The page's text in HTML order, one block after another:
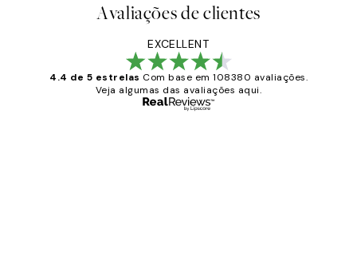
Avaliações de clientes
EXCELLENT
4.4 de 5 estrelas Com base em 108380 avaliações.
Veja algumas das avaliações aqui.